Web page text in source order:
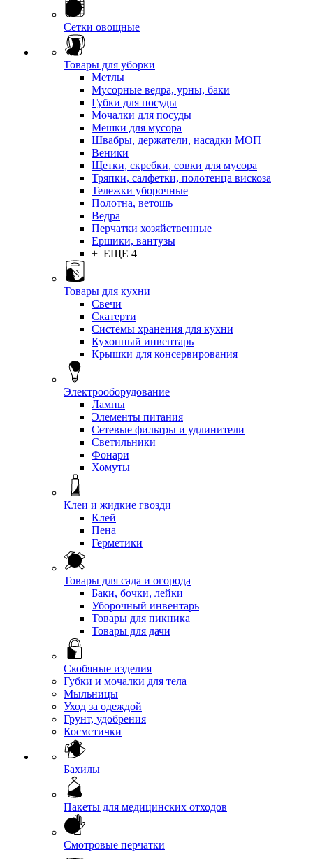
Сетки овощные
Товары для уборки
Метлы
Мусорные ведра, урны, баки
Губки для посуды
Мочалки для посуды
Мешки для мусора
Швабры, держатели, насадки МОП
Веники
Щетки, скребки, совки для мусора
Тряпки, салфетки, полотенца вискоза
Тележки уборочные
Полотна, ветошь
Ведра
Перчатки хозяйственные
Ершики, вантузы
+ ЕЩЕ 4
Товары для кухни
Свечи
Скатерти
Системы хранения для кухни
Кухонный инвентарь
Крышки для консервирования
Электрооборудование
Лампы
Элементы питания
Сетевые фильтры и удлинители
Светильники
Фонари
Хомуты
Клеи и жидкие гвозди
Клей
Пена
Герметики
Товары для сада и огорода
Баки, бочки, лейки
Уборочный инвентарь
Товары для пикника
Товары для дачи
Скобяные изделия
Губки и мочалки для тела
Мыльницы
Уход за одеждой
Грунт, удобрения
Косметички
Бахилы
Пакеты для медицинских отходов
Смотровые перчатки